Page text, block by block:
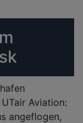
Aviation:
angeflogen,